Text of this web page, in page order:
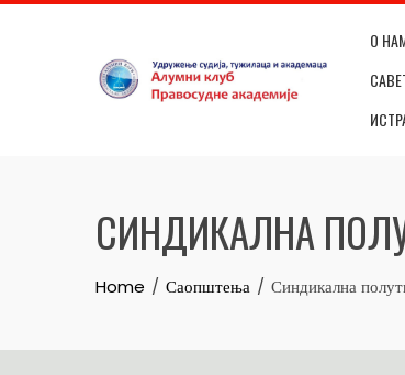
Skip
О
СИНДИКАЛНА
Home Саопштења Синдикална